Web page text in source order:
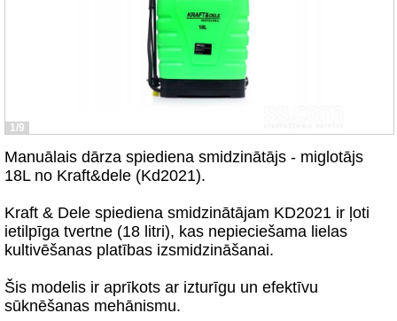
1/9
Manuālais dārza spiediena smidzinātājs - miglotājs
18L no Kraft&dele (Kd2021).
Kraft & Dele spiediena smidzinātājam KD2021 ir ļoti
ietilpīga tvertne (18 litri), kas nepieciešama lielas
kultivēšanas platības izsmidzināšanai.
Šis modelis ir aprīkots ar izturīgu un efektīvu
sūknēšanas mehānismu.